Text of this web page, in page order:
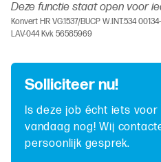
Deze functie staat open voor
Konvert HR VG.1537/BUCP W.INT.534
LAV-044 Kvk 56585969
Solliciteer nu!
Is deze job écht iets
vandaag nog! Wij
persoonlijk gesprek.